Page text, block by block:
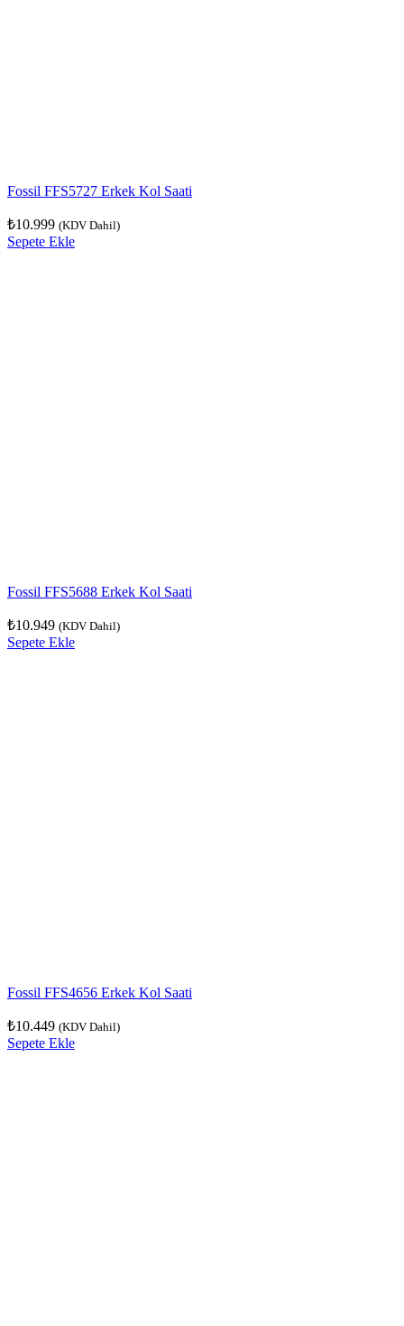
Fossil FFS5727 Erkek Kol Saati
₺10.999 (KDV Dahil)
Sepete Ekle
Fossil FFS5688 Erkek Kol Saati
₺10.949 (KDV Dahil)
Sepete Ekle
Fossil FFS4656 Erkek Kol Saati
₺10.449 (KDV Dahil)
Sepete Ekle